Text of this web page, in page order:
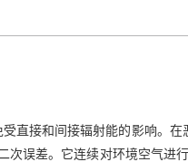
直接和间接辐射能的影响。
误差。它连续对环境空气进